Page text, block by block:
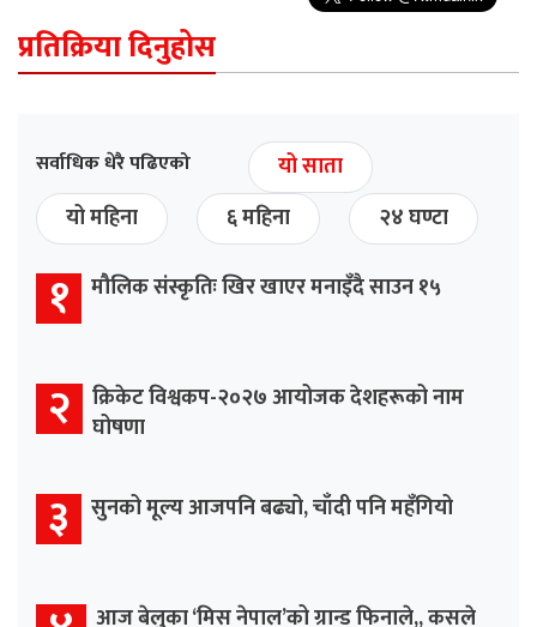
प्रतिक्रिया दिनुहोस
सर्वाधिक धेरै पढिएको
यो साता
यो महिना
६ महिना २४ घण्टा
१ मौलिक संस्कृतिः खिर खाएर मनाइँदै साउन १५
२ क्रिकेट विश्वकप-२०२७ आयोजक देशहरूको नाम
घोषणा
३ सुनको मूल्य आजपनि बढ्यो, चाँदी पनि महँगियो
आज बेलुका ‘मिस नेपाल’को ग्रान्ड फिनाले,, कसले